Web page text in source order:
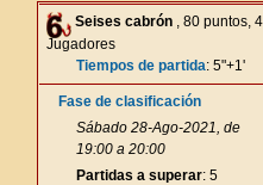
Seises cabrón , 80 puntos, 4
Jugadores
Tiempos de partida: 5"+1'
Fase de clasificación
Sábado 28-Ago-2021, de
19:00 a 20:00
Partidas a superar: 5